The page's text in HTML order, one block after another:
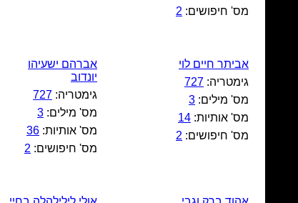
מס' חיפושים: 2
אביתר חיים לוי
גימטריה: 727
מס' מילים: 3
מס' אותיות: 14
מס' חיפושים: 2
אברהם ישעיהו
יונדוב
גימטריה: 727
מס' מילים: 3
מס' אותיות: 36
מס' חיפושים: 2